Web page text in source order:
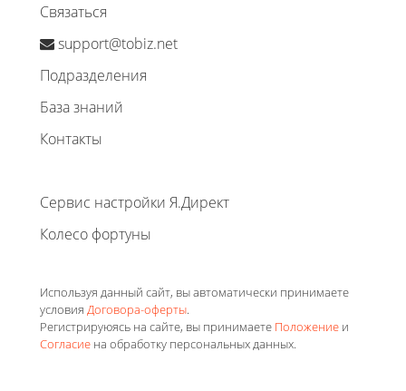
Связаться
support@tobiz.net
Подразделения
База знаний
Контакты
Сервис настройки Я.Директ
Колесо фортуны
Используя данный сайт, вы автоматически принимаете
условия Договора-оферты.
Регистрируюясь на сайте, вы принимаете Положение и
Согласие на обработку персональных данных.